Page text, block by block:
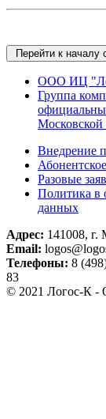
Перейти к началу
ООО ИЦ
Группа
Московской
Внедрение
Разовые
Политика в
данных
Адрес: 141008,
Email:
Телефоны: 8
83
© 2021 Логос-К -